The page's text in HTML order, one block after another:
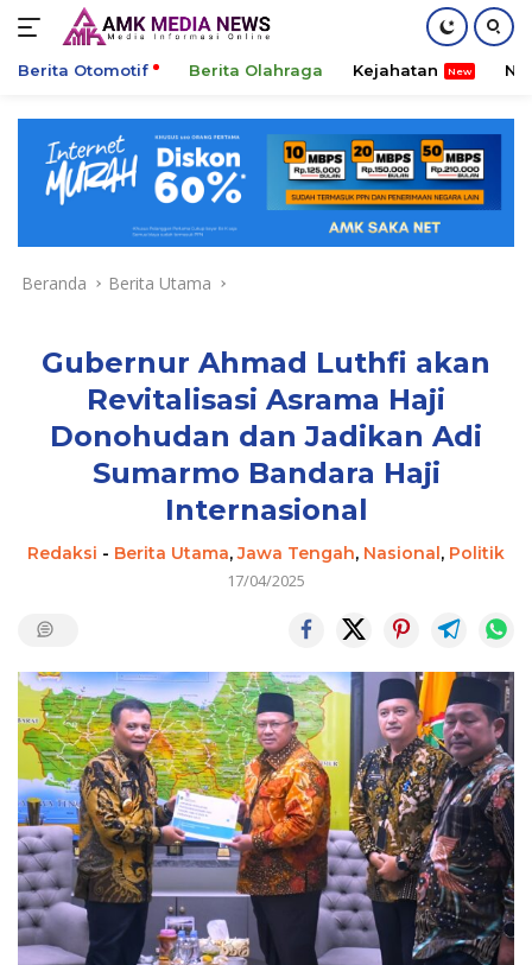
konten
Berita Otomotif Berita Olahraga Kejahatan
Beranda Berita Utama
Gubernur Ahmad Luthfi akan
Revitalisasi Asrama Haji
Donohudan dan Jadikan Adi
Sumarmo Bandara Haji
Internasional
Redaksi - Berita Utama,Jawa Tengah, Nasional, Politik
17/04/2025